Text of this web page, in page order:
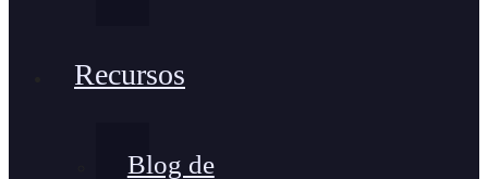
Recursos
Blog de